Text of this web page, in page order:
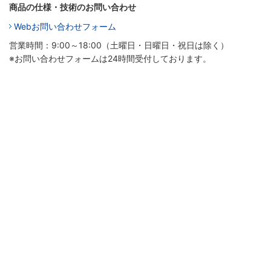
商品の仕様・技術のお問い合わせ
Webお問い合わせフォーム
営業時間：9:00～18:00（土曜日・日曜日・祝日は除く）
※お問い合わせフォームは24時間受付しております。